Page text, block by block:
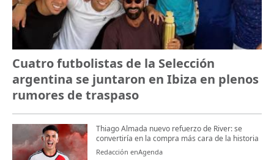
Cuatro futbolistas de la Selección
argentina se juntaron en Ibiza en plenos
rumores de traspaso
Thiago Almada nuevo refuerzo de River: se
convertiría en la compra más cara de la historia
Redacción enAgenda